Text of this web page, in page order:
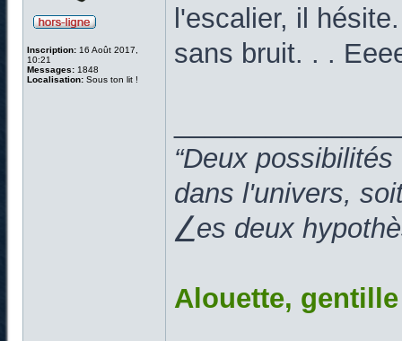
Inscription: 16 Août 2017,
10:21
Messages: 1848
Localisation: Sous ton lit !
l'escalier, il
sans bruit. . .
“Deux
dans l'univers,
⎳es deux
Alouette,